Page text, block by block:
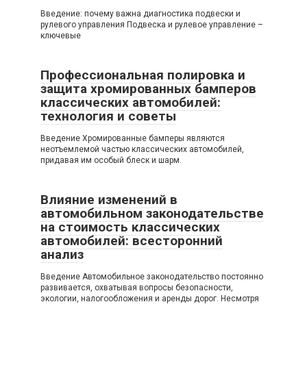
Введение: почему важна диагностика подвески и
рулевого управления Подвеска и рулевое управление –
ключевые
Профессиональная полировка и
защита хромированных бамперов
классических автомобилей:
технология и советы
Введение Хромированные бамперы являются
неотъемлемой частью классических автомобилей,
придавая им особый блеск и шарм.
Влияние изменений в
автомобильном законодательстве
на стоимость классических
автомобилей: всесторонний
анализ
Введение Автомобильное законодательство постоянно
развивается, охватывая вопросы безопасности,
экологии, налогообложения и аренды дорог. Несмотря